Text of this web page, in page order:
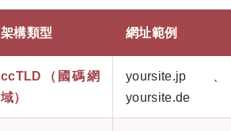
架構類型 網址範例
ccTLD（國碼網
域）
yoursite.jp、
yoursite.de